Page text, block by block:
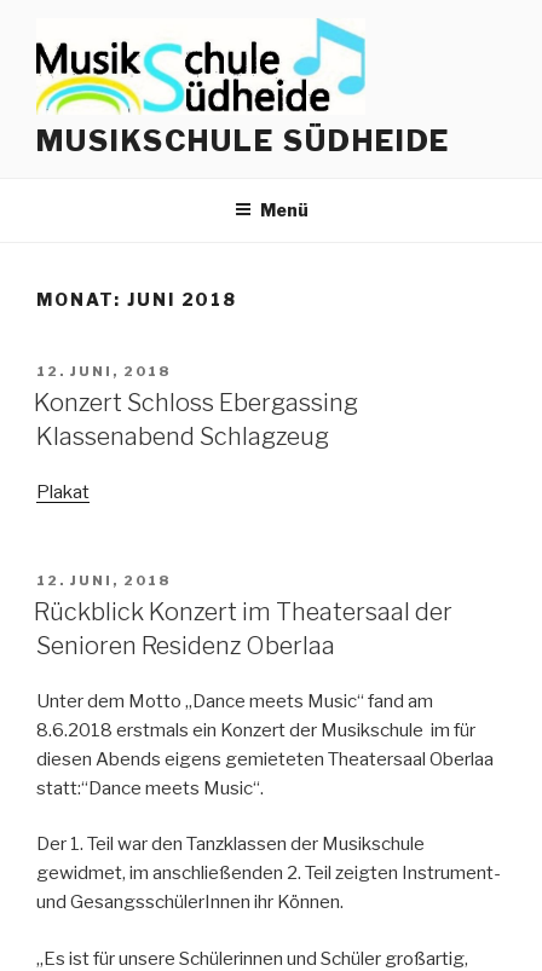
Inhalt
springen
MUSIKSCHULE SÜDHEIDE
Menü
MONAT: JUNI 2018
VERÖFFENTLICHT
AM
12. JUNI, 2018
Konzert Schloss Ebergassing
Klassenabend Schlagzeug
Plakat
VERÖFFENTLICHT
AM
12. JUNI, 2018
Rückblick Konzert im Theatersaal der
Senioren Residenz Oberlaa
Unter dem Motto „Dance meets Music“ fand am
8.6.2018 erstmals ein Konzert der Musikschule im für
diesen Abends eigens gemieteten Theatersaal Oberlaa
statt:“Dance meets Music“.
Der 1. Teil war den Tanzklassen der Musikschule
gewidmet, im anschließenden 2. Teil zeigten Instrument-
und GesangsschülerInnen ihr Können.
„Es ist für unsere Schülerinnen und Schüler großartig,